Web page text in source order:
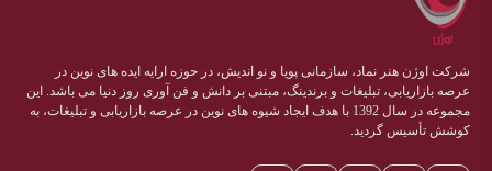
شرکت اوژن هنر نماد، سازمانی پویا و نو اندیش، در حوزه ارایه ایده های نوین در
عرصه بازاریابی، تبلیغات و برندینگ، مبتنی بر دانش و فن آوری روز دنیا می باشد. این
مجموعه در سال 1392 با هدف ایجاد شیوه های نوین در عرصه بازاریابی و تبلیغات، به
کوشش تأسیس گردید.